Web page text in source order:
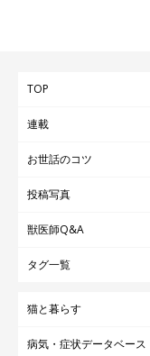
TOP
連載
お世話のコツ
投稿写真
獣医師Q&A
タグ一覧
猫と暮らす
病気・症状データベース